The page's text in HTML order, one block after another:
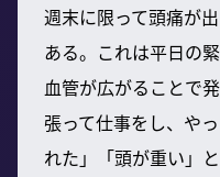
週末に限って頭痛が
ある。これは平日の
血管が広がることで
張って仕事をし、や
れた」「頭が重い」